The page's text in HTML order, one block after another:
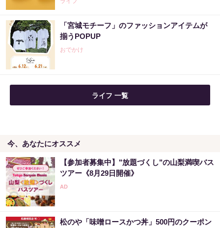
「宮城モチーフ」のファッションアイテムが
揃うPOPUP
おでかけ
ライフ 一覧
今、あなたにオススメ
【参加者募集中】"放題づくし"の山梨満喫バス
ツアー《8月29日開催》
松のや「味噌ロースかつ丼」500円のクーポン